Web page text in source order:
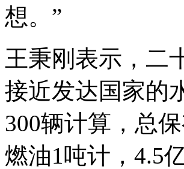
想。”
王秉刚表示，二
接近发达国家的
300辆计算，总
燃油1吨计，4.5